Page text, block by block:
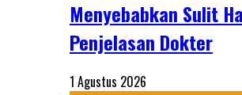
Menyebabkan Sulit
Penjelasan Dokter
1 Agustus 2026